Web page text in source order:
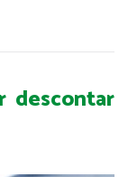
descontar